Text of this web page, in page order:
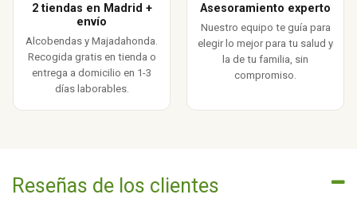
2 tiendas en Madrid +
envío
Alcobendas y Majadahonda.
Recogida gratis en tienda o
entrega a domicilio en 1-3
días laborables.
Asesoramiento experto
Nuestro equipo te guía para
elegir lo mejor para tu salud y
la de tu familia, sin
compromiso.
Reseñas de los clientes